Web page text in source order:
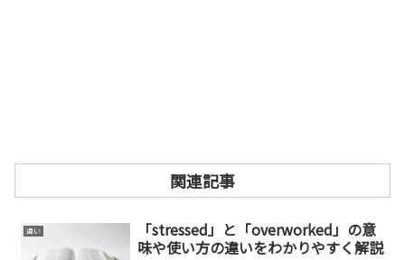
関連記事
違い
「stressed」と「overworked」の意
味や使い方の違いをわかりやすく解説